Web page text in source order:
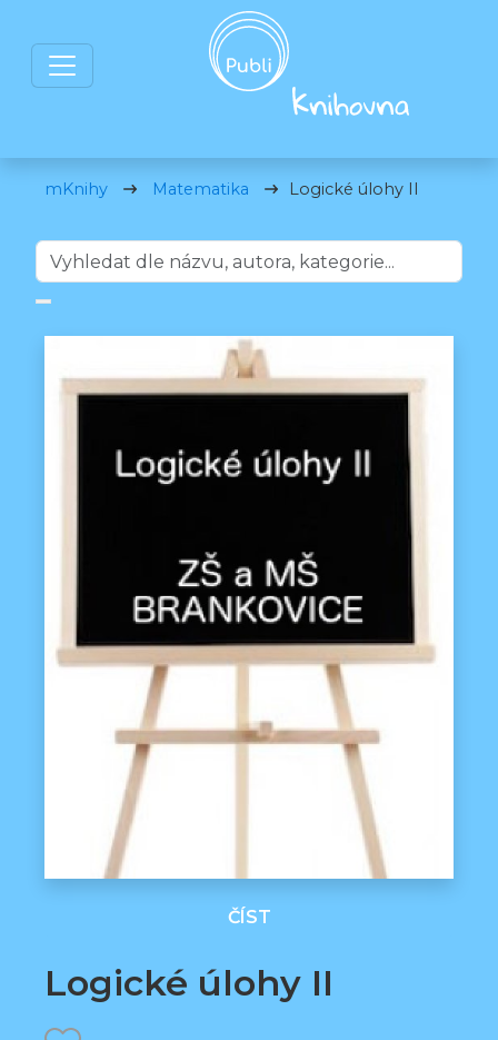
mKnihy Matematika Logické úlohy II
ČÍST
Logické úlohy II